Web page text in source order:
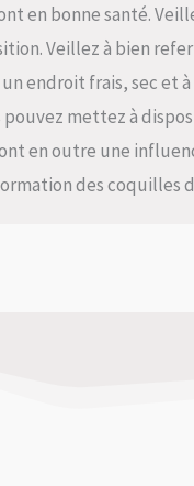
en bonne santé.
Veillez à bien
endroit frais, sec et
mettez à
en outre une
des coquilles